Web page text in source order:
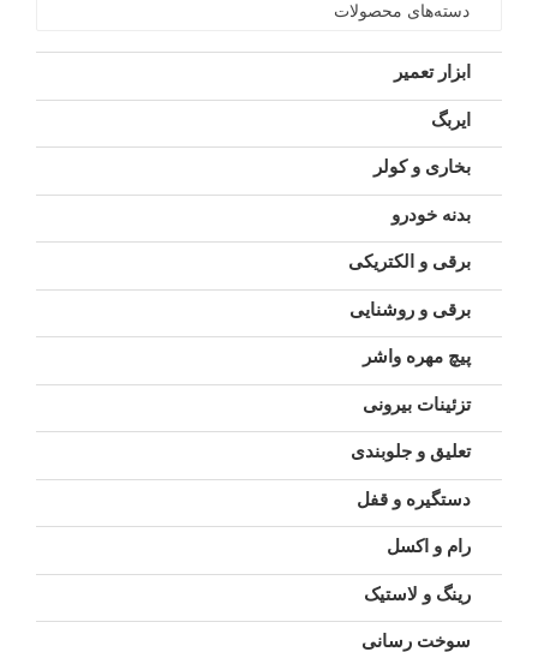
دسته‌های محصولات
ابزار تعمیر
ایربگ
بخاری و کولر
بدنه خودرو
برقی و الکتریکی
برقی و روشنایی
پیچ مهره واشر
تزئینات بیرونی
تعلیق و جلوبندی
دستگیره و قفل
رام و اکسل
رینگ و لاستیک
سوخت رسانی